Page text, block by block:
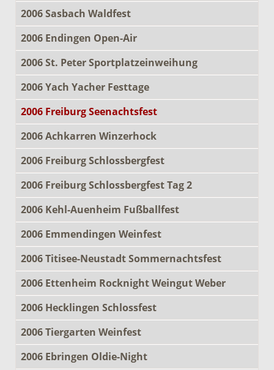
2006 Sasbach Waldfest
2006 Endingen Open-Air
2006 St. Peter Sportplatzeinweihung
2006 Yach Yacher Festtage
2006 Freiburg Seenachtsfest
2006 Achkarren Winzerhock
2006 Freiburg Schlossbergfest
2006 Freiburg Schlossbergfest Tag 2
2006 Kehl-Auenheim Fußballfest
2006 Emmendingen Weinfest
2006 Titisee-Neustadt Sommernachtsfest
2006 Ettenheim Rocknight Weingut Weber
2006 Hecklingen Schlossfest
2006 Tiergarten Weinfest
2006 Ebringen Oldie-Night